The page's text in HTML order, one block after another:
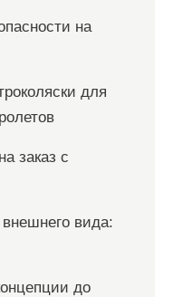
на
для
заказ с
вида:
до